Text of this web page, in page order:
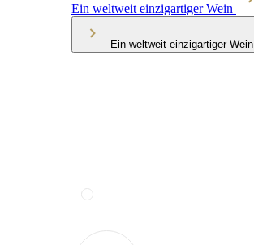
Ein weltweit einzigartiger Wein
Ein weltweit einzigartiger Wein